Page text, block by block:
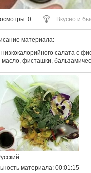
: 0 Вкусно и
материала:
низкокалорийного салата с
масло, фисташки,
материала: 00:01:15